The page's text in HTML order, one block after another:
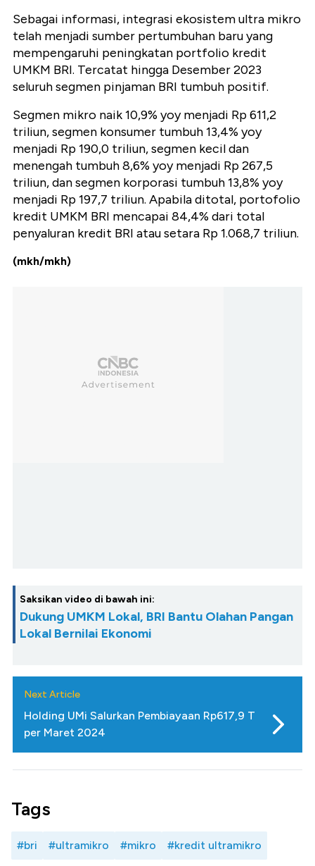
Sebagai informasi, integrasi ekosistem ultra mikro
telah menjadi sumber pertumbuhan baru yang
mempengaruhi peningkatan portfolio kredit
UMKM BRI. Tercatat hingga Desember 2023
seluruh segmen pinjaman BRI tumbuh positif.
Segmen mikro naik 10,9% yoy menjadi Rp 611,2
triliun, segmen konsumer tumbuh 13,4% yoy
menjadi Rp 190,0 triliun, segmen kecil dan
menengah tumbuh 8,6% yoy menjadi Rp 267,5
triliun, dan segmen korporasi tumbuh 13,8% yoy
menjadi Rp 197,7 triliun. Apabila ditotal, portofolio
kredit UMKM BRI mencapai 84,4% dari total
penyaluran kredit BRI atau setara Rp 1.068,7 triliun.
(mkh/mkh)
Saksikan video di bawah ini:
Dukung UMKM Lokal, BRI Bantu Olahan Pangan
Lokal Bernilai Ekonomi
Next Article
Holding UMi Salurkan Pembiayaan Rp617,9 T
per Maret 2024
Tags
#bri #ultramikro #mikro #kredit ultramikro